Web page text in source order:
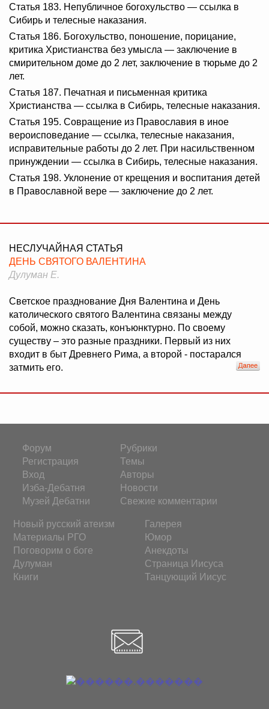
Статья 183. Непубличное богохульство — ссылка в
Сибирь и телесные наказания.
Статья 186. Богохульство, поношение, порицание,
критика Христианства без умысла — заключение в
смирительном доме до 2 лет, заключение в тюрьме до 2
лет.
Статья 187. Печатная и письменная критика
Христианства — ссылка в Сибирь, телесные наказания.
Статья 195. Совращение из Православия в иное
вероисповедание — ссылка, телесные наказания,
исправительные работы до 2 лет. При насильственном
принуждении — ссылка в Сибирь, телесные наказания.
Статья 198. Уклонение от крещения и воспитания детей
в Православной вере — заключение до 2 лет.
НЕСЛУЧАЙНАЯ СТАТЬЯ
ДЕНЬ СВЯТОГО ВАЛЕНТИНА
Дулуман Е.
Светское празднование Дня Валентина и День
католического святого Валентина связаны между
собой, можно сказать, конъюнктурно. По своему
существу – это разные праздники. Первый из них
входит в быт Древнего Рима, а второй - постарался
затмить его.
Форум
Регистрация
Вход
Изба-Дебатня
Музей Дебатни
Рубрики
Темы
Авторы
Новости
Свежие комментарии
Новый русский атеизм
Материалы РГО
Поговорим о боге
Дулуман
Книги
Галерея
Юмор
Анекдоты
Страница Иисуса
Танцующий Иисус